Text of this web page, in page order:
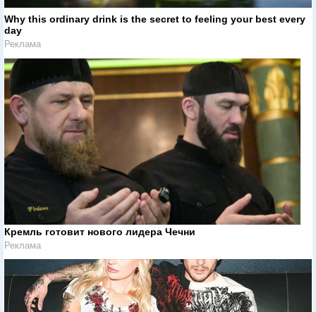
Why this ordinary drink is the secret to feeling your best every
day
Реклама
Кремль готовит нового лидера Чечни
Реклама